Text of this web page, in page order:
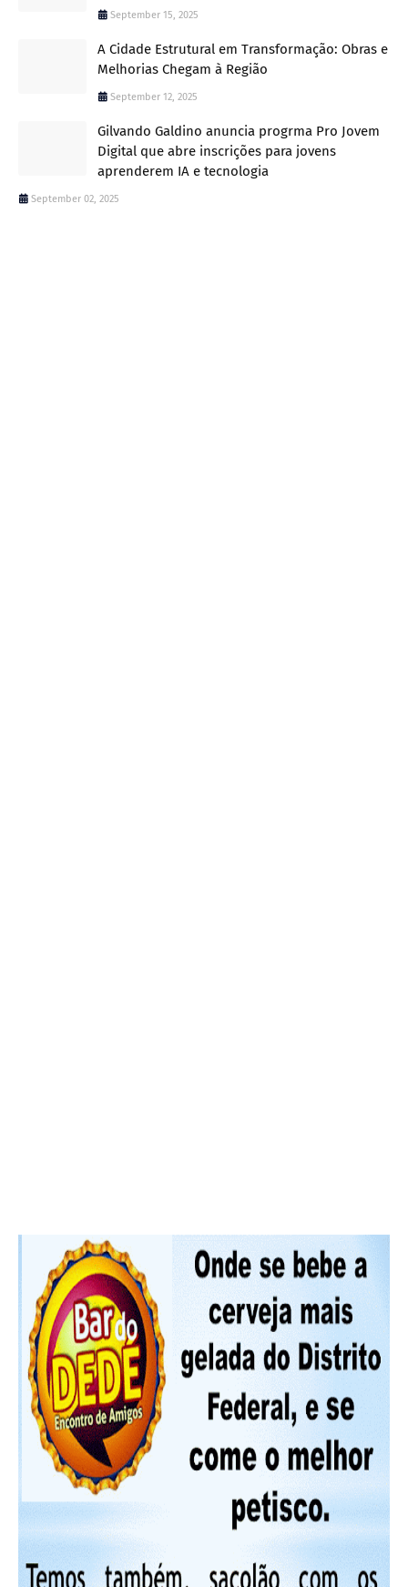
September 15, 2025
A Cidade Estrutural em Transformação: Obras e
Melhorias Chegam à Região
September 12, 2025
Gilvando Galdino anuncia progrma Pro Jovem
Digital que abre inscrições para jovens
aprenderem IA e tecnologia
September 02, 2025